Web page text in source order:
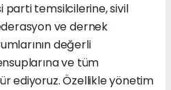
parti temsilcilerine, sivil
ve dernek
değerli
ve tüm
ediyoruz. Özellikle yönetim